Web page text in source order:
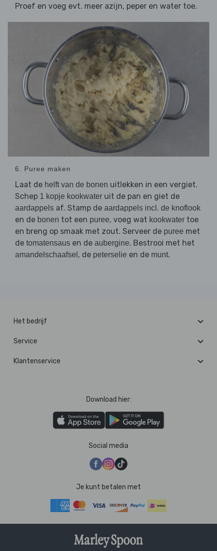
Proef en voeg evt. meer azijn, peper en water toe.
6. Puree maken
Laat de helft van de bonen uitlekken in een vergiet.
Schep 1 kopje kookwater uit de pan en giet de
aardappels af. Stamp de aardappels incl. de knoflook
en de bonen tot een puree, voeg wat kookwater toe
en breng op smaak met zout. Serveer de puree met
de tomatensaus en de aubergine. Bestrooi met het
amandelschaafsel , de peterselie en de munt.
Het bedrijf
Service
Klantenservice
Download hier:
Social media
Je kunt betalen met